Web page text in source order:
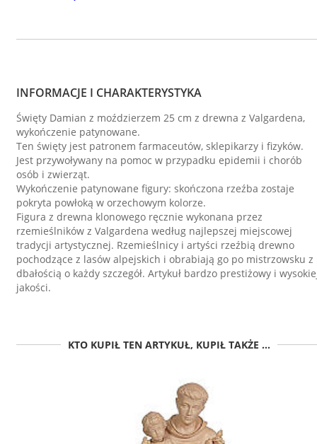
INFORMACJE I CHARAKTERYSTYKA
Święty Damian z moździerzem 25 cm z drewna z Valgardena,
wykończenie patynowane.
Ten święty jest patronem farmaceutów, sklepikarzy i fizyków.
Jest przywoływany na pomoc w przypadku epidemii i chorób
osób i zwierząt.
Wykończenie patynowane figury: skończona rzeźba zostaje
pokryta powłoką w orzechowym kolorze.
Figura z drewna klonowego ręcznie wykonana przez
rzemieślników z Valgardena według najlepszej miejscowej
tradycji artystycznej. Rzemieślnicy i artyści rzeźbią drewno
pochodzące z lasów alpejskich i obrabiają go po mistrzowsku z
dbałością o każdy szczegół. Artykuł bardzo prestiżowy i
jakości.
KTO KUPIŁ TEN ARTYKUŁ, KUPIŁ TAKŻE ...